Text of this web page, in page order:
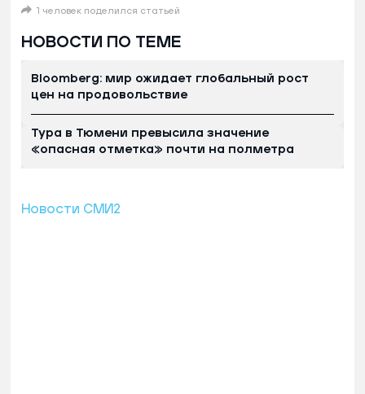
1 человек поделился статьей
НОВОСТИ ПО ТЕМЕ
Bloomberg: мир ожидает глобальный рост
цен на продовольствие
Тура в Тюмени превысила значение
«опасная отметка» почти на полметра
Новости СМИ2